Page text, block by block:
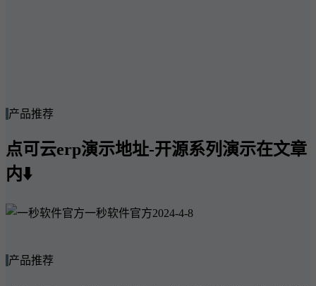
产品推荐
点可云erp演示地址-开源系列演示在文章
内⬇️
一秒软件官方2024-4-8
产品推荐